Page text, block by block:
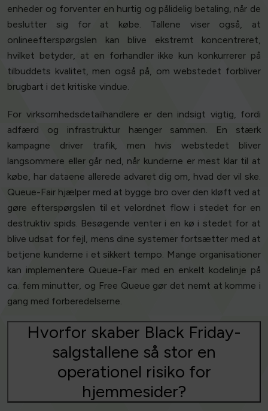
enheder og forventer en hurtig og pålidelig betaling, når de
beslutter sig for at købe. Tallene viser også, at
onlineefterspørgslen kan blive ekstremt koncentreret,
hvilket betyder, at en forhandler ikke kun konkurrerer på
tilbuddets kvalitet, men også på, om webstedet forbliver
brugbart i det kritiske vindue.
For virksomhedsdetailhandlere er den indsigt vigtig, fordi
adfærd og infrastruktur hænger sammen. En stærk
kampagne driver trafik, men hvis webstedet bliver
langsommere eller går ned, når kunderne er mest klar til at
købe, har dataene allerede advaret dig om, hvad der vil ske.
Queue-Fair hjælper med at bygge bro over den kløft ved at
gøre efterspørgslen til et velordnet flow i stedet for en
destruktiv spids. Besøgende venter i en kø i stedet for at
blive udsat for fejl, mens dine systemer fortsætter med at
betjene kunderne i et sikkert tempo. Mange organisationer
kan implementere Queue-Fair med en enkelt kodelinje på
ca. fem minutter, og Free Queue gør det nemt at komme i
gang med forberedelserne.
Hvorfor skaber Black Friday-
salgstallene så stor en
operationel risiko for
hjemmesider?